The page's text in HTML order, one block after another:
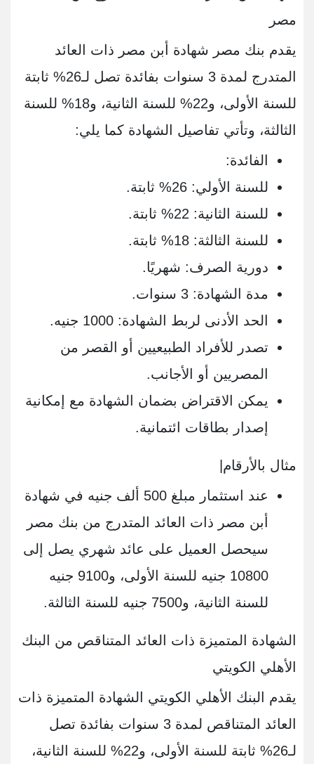
مصر
يقدم بنك مصر شهادة أبن مصر ذات العائد
المتدرج لمدة 3 سنوات بفائدة تصل لـ26% ثابتة
للسنة الأولى، و22% للسنة الثانية، و18% للسنة
الثالثة، وتأتي تفاصيل الشهادة كما يلي:
الفائدة:
للسنة الأولي: 26% ثابتة.
للسنة الثانية: 22% ثابتة.
للسنة الثالثة: 18% ثابتة.
دورية الصرف: شهريًا.
مدة الشهادة: 3 سنوات.
الحد الأدنى لربط الشهادة: 1000 جنيه.
تصدر للأفراد الطبيعيين أو القصر من
المصريين أو الأجانب.
يمكن الاقتراض بضمان الشهادة مع إمكانية
إصدار بطاقات ائتمانية.
مثال بالأرقام|
عند استثمار مبلغ 500 ألف جنيه في شهادة
أبن مصر ذات العائد المتدرج من بنك مصر
سيحصل العميل على عائد شهري يصل إلى
10800 جنيه للسنة الأولى، و9100 جنيه
للسنة الثانية، و7500 جنيه للسنة الثالثة.
الشهادة المتميزة ذات العائد المتناقص من البنك
الأهلي الكويتي
يقدم البنك الأهلي الكويتي الشهادة المتميزة ذات
العائد المتناقص لمدة 3 سنوات بفائدة تصل
لـ26% ثابتة للسنة الأولى، و22% للسنة الثانية،